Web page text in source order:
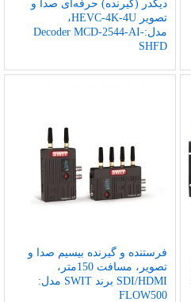
دیکدر (گیرنده) حرفه‌ای صدا و
تصویر HEVC-4K-4U،
مدل:Decoder MCD-2544-AI-
SHFD
فرستنده و گیرنده بیسیم صدا و
تصویر، مسافت 150متر،
SDI/HDMI برند SWIT مدل:
FLOW500